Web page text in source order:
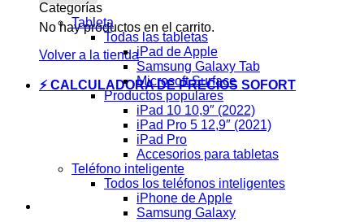
No hay productos en el carrito.
Volver a la tienda
⚡ CALCULADORA DE PRECIOS SOFORT
Categorías
Tableta
Todas las tabletas
iPad de Apple
Samsung Galaxy Tab
Microsoft Surface
Productos populares
iPad 10 10,9″ (2022)
iPad Pro 5 12,9″ (2021)
iPad Pro
Accesorios para tabletas
Teléfono inteligente
Todos los teléfonos inteligentes
iPhone de Apple
Samsung Galaxy